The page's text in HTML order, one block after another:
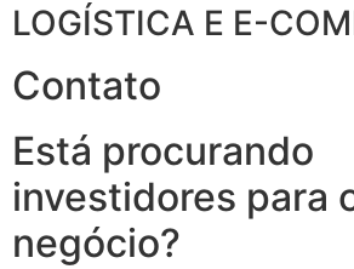
LOGÍSTICA E E-
Contato
Está procurando
investidores para
negócio?